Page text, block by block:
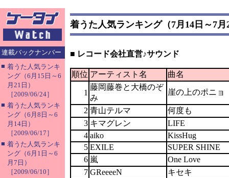
連載バックナンバー
■ 着うた人気ランキ
ング（6月15日～6
月21日）
［2009/06/24］
■ 着うた人気ランキ
ング（6月8日～6
月14日）
［2009/06/17］
■ 着うた人気ランキ
ング（6月1日～6
月7日）
［2009/06/10］
着うた人気ランキング（7月14日～7月
■ レコード会社直営♪サウンド
順位 アーティスト名 曲名
1
藤岡藤巻と大橋のぞ
み
崖の上のポニョ
2 青山テルマ
何度も
3 キマグレン
LIFE
4 aiko
KissHug
5 EXILE
SUPER SHINE
6 嵐
One Love
7 GReeeeN
キセキ